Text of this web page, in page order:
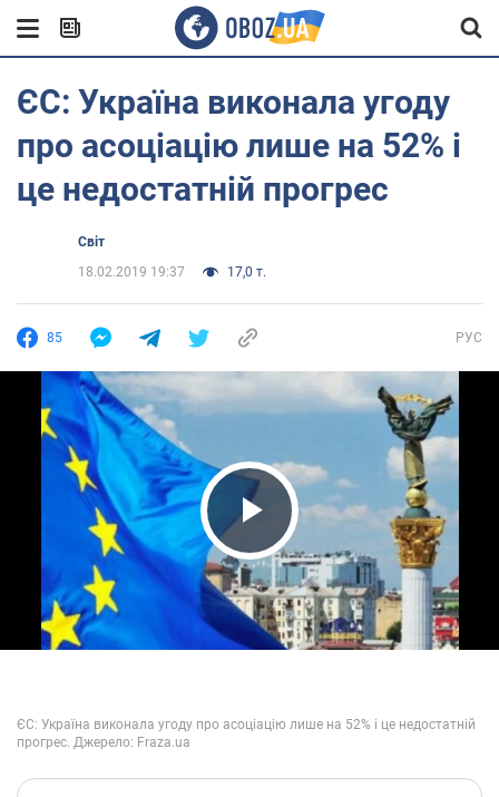
ЄС: Україна виконала угоду
про асоціацію лише на 52% і
це недостатній прогрес
Світ
18.02.2019 19:37
17,0 т.
85 РУС
Play Video